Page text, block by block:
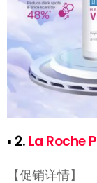
▪ 2. La Roche
【促销详情】